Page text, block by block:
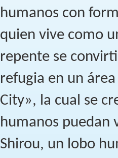
humanos con
quien vive como
repente se
refugia en un
City», la cual se
humanos puedan
Shirou, un lobo